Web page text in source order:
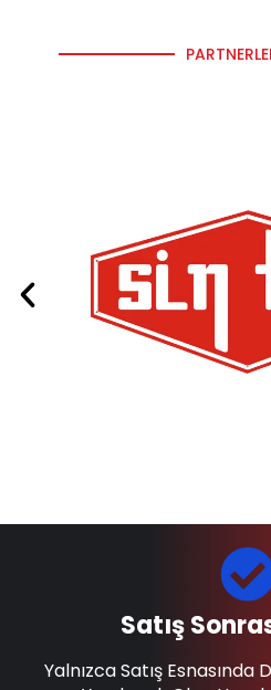
Satış
Yalnızca Satış Esnasında